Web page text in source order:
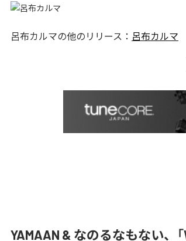
呂布カルマの他のリリース： 呂布カルマ
YAMAAN & なのるなもない、「